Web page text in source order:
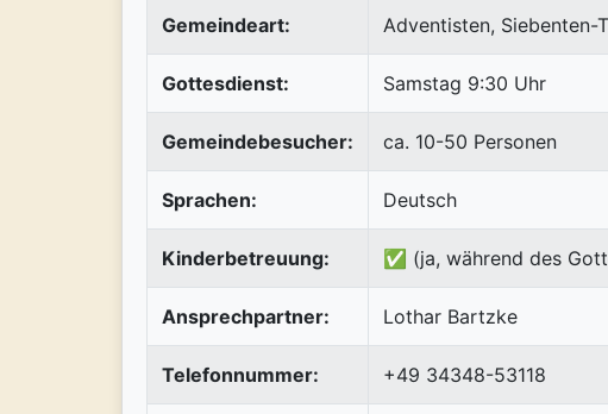
Gemeindeart: Adventisten, Siebenten-
Gottesdienst: Samstag 9:30 Uhr
Gemeindebesucher: ca. 10-50 Personen
Sprachen: Deutsch
Kinderbetreuung: ✅ (ja, während des
Ansprechpartner: Lothar Bartzke
Telefonnummer: +49 34348-53118